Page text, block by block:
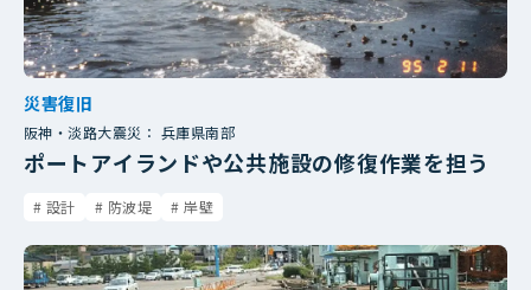
災害復旧
阪神・淡路大震災： 兵庫県南部
ポートアイランドや公共施設の修復作業を担う
設計 防波堤 岸壁